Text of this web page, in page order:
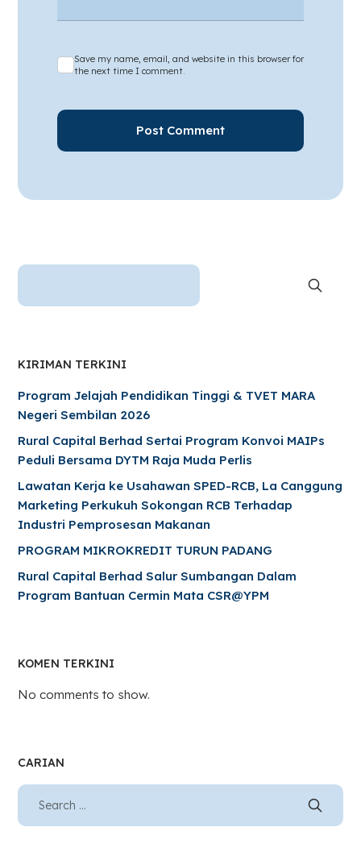
Save my name, email, and website in this browser for
the next time I comment.
KIRIMAN TERKINI
Program Jelajah Pendidikan Tinggi & TVET MARA
Negeri Sembilan 2026
Rural Capital Berhad Sertai Program Konvoi MAIPs
Peduli Bersama DYTM Raja Muda Perlis
Lawatan Kerja ke Usahawan SPED-RCB, La Canggung
Marketing Perkukuh Sokongan RCB Terhadap
Industri Pemprosesan Makanan
PROGRAM MIKROKREDIT TURUN PADANG
Rural Capital Berhad Salur Sumbangan Dalam
Program Bantuan Cermin Mata CSR@YPM
KOMEN TERKINI
No comments to show.
CARIAN